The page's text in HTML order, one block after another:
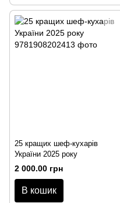
25 кращих шеф-кухарів
України 2025 року
2 000.00 грн
В кошик